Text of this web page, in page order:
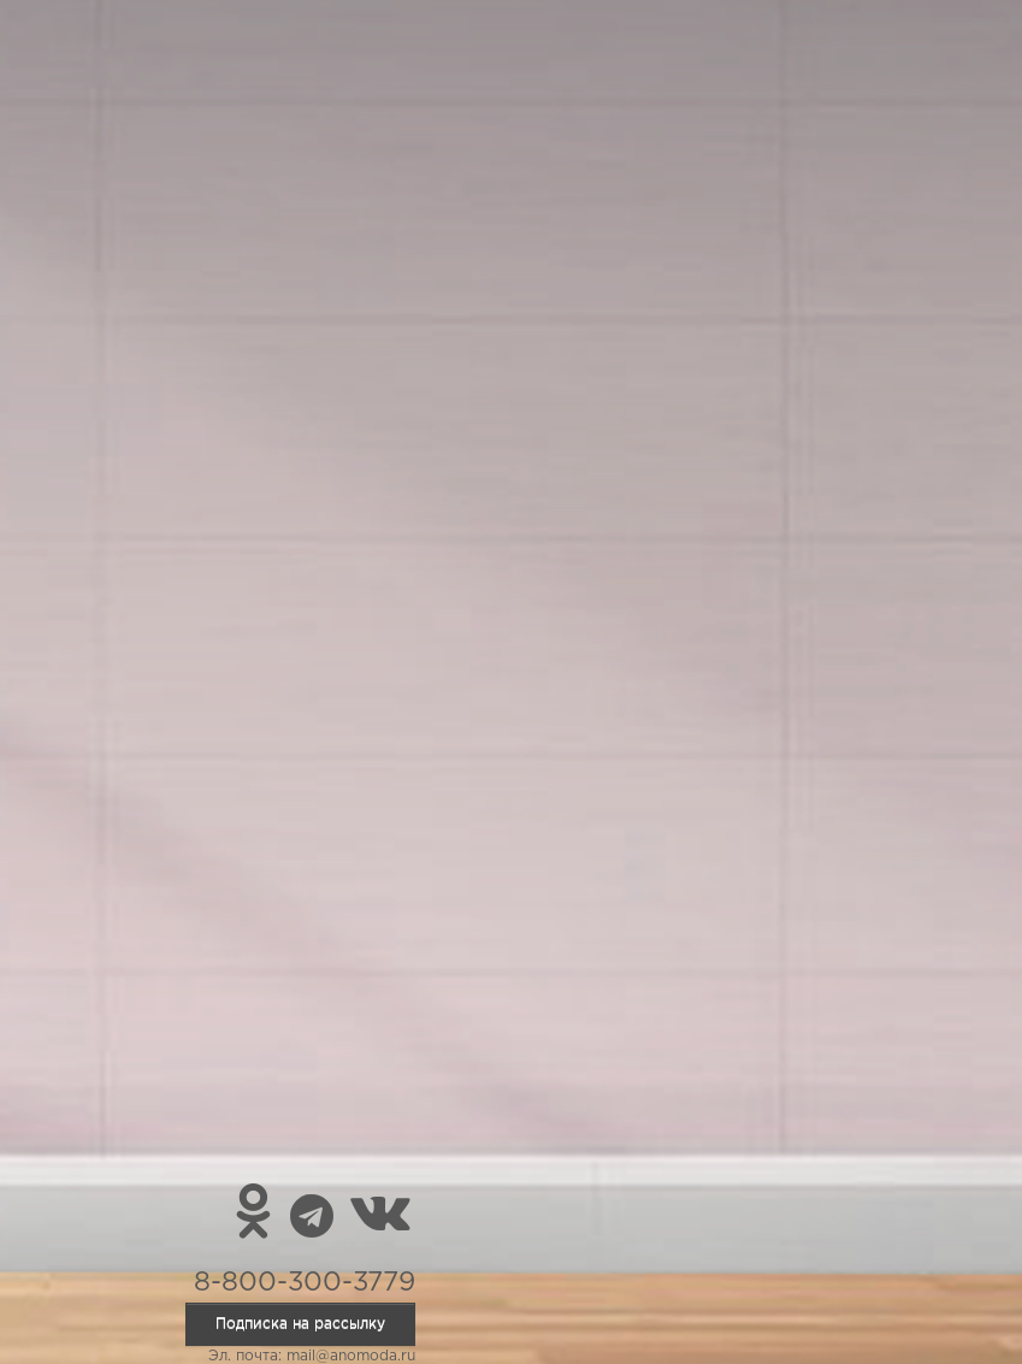
8-800-300-3779
Подписка на рассылку
Эл. почта: mail@anomoda.ru